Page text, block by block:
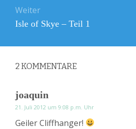
Weiter
Nächster
Isle of Skye – Teil 1
2 KOMMENTARE
joaquin
21. Juli 2012 um 9:08 p.m. Uhr
Geiler Cliffhanger!